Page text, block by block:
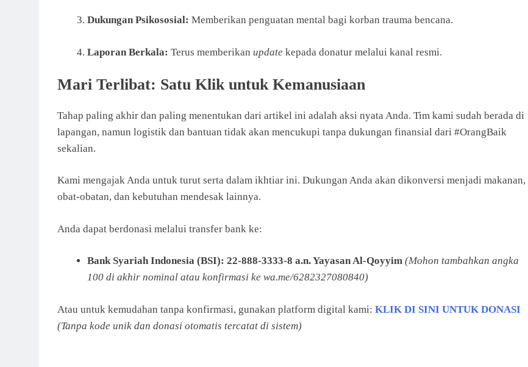
Dukungan Psikososial: Memberikan penguatan mental bagi korban trauma bencana.
Laporan Berkala: Terus memberikan update kepada donatur melalui kanal resmi.
Mari Terlibat: Satu Klik untuk Kemanusiaan
Tahap paling akhir dan paling menentukan dari artikel ini adalah aksi nyata Anda. Tim kami sudah berada di
lapangan, namun logistik dan bantuan tidak akan mencukupi tanpa dukungan finansial dari #OrangBaik
sekalian.
Kami mengajak Anda untuk turut serta dalam ikhtiar ini. Dukungan Anda akan dikonversi menjadi makanan,
obat-obatan, dan kebutuhan mendesak lainnya.
Anda dapat berdonasi melalui transfer bank ke:
Bank Syariah Indonesia (BSI): 22-888-3333-8 a.n. Yayasan Al-Qoyyim (Mohon tambahkan angka
100 di akhir nominal atau konfirmasi ke wa.me/6282327080840)
Atau untuk kemudahan tanpa konfirmasi, gunakan platform digital kami: KLIK DI SINI UNTUK DONASI
(Tanpa kode unik dan donasi otomatis tercatat di sistem)